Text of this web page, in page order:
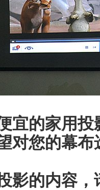
宜的家用
对您的幕
影的内容，